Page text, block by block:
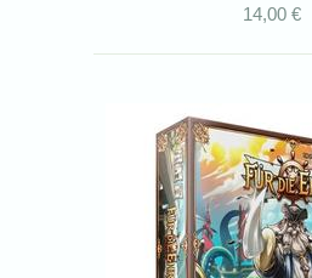
14,00 €